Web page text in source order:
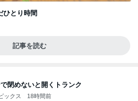
ひとり時間
記事を読む
閉めないと開くトランク
ックス 18時間前